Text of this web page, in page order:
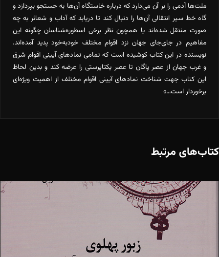
ملت‌ها آدمی را بر آن می‌دارد که درباره خاستگاه آن‌ها به جستجو بپردازد و
گاه خط سیر انتقالی آن‌ها را دنبال کند تا دریابد که آداب و شعائر به چه
صورت منتقل ‌شده‌اند یا همچون نظر برخی اسطوره‌شناسان چگونه این
مفاهیم در جای‌جای جهان نزد اقوام مختلف خودبه‌خود پدید آمده‌اند.
نویسنده در این کتاب کوشیده است که تمامی نمادهای آیینی اقوام شرق
و غرب جهان از عصر پاگان تا عصر یکتاپرستی را عرضه کند و بدین لحاظ
این کتاب جهت شناخت نمادهای آیینی اقوام مختلف از اهمیت ویژه‌ای
برخوردار است…»
کتاب‌های مرتبط